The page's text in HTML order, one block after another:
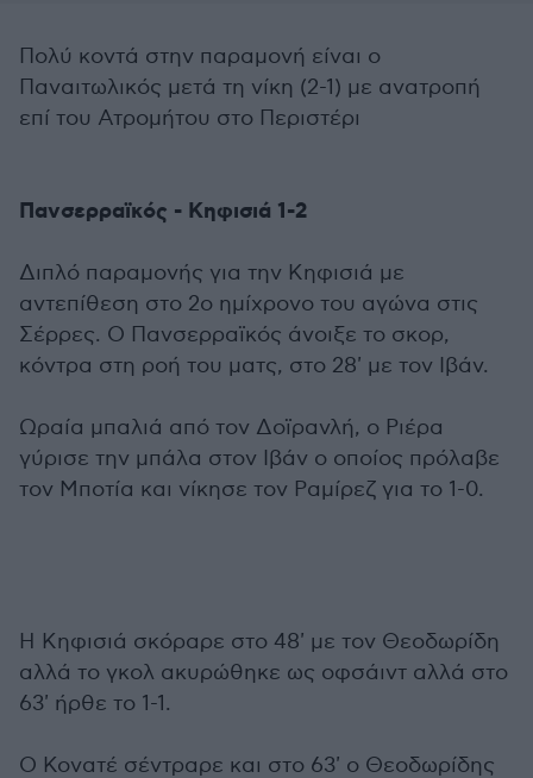
Πολύ κοντά στην παραμονή είναι ο
Παναιτωλικός μετά τη νίκη (2-1) με ανατροπή
επί του Ατρομήτου στο Περιστέρι
Πανσερραϊκός - Κηφισιά 1-2
Διπλό παραμονής για την Κηφισιά με
αντεπίθεση στο 2ο ημίχρονο του αγώνα στις
Σέρρες. Ο Πανσερραϊκός άνοιξε το σκορ,
κόντρα στη ροή του ματς, στο 28' με τον Ιβάν.
Ωραία μπαλιά από τον Δοϊρανλή, ο Ριέρα
γύρισε την μπάλα στον Ιβάν ο οποίος πρόλαβε
τον Μποτία και νίκησε τον Ραμίρεζ για το 1-0.
Η Κηφισιά σκόραρε στο 48' με τον Θεοδωρίδη
αλλά το γκολ ακυρώθηκε ως οφσάιντ αλλά στο
63' ήρθε το 1-1.
Ο Κονατέ σέντραρε και στο 63' ο Θεοδωρίδης